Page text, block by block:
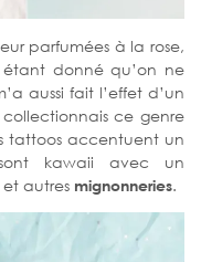
parfumées à la rose,
étant donné qu’on ne
aussi fait l’effet d’un
ce genre
tattoos accentuent un
kawaii avec un
autres mignonneries.